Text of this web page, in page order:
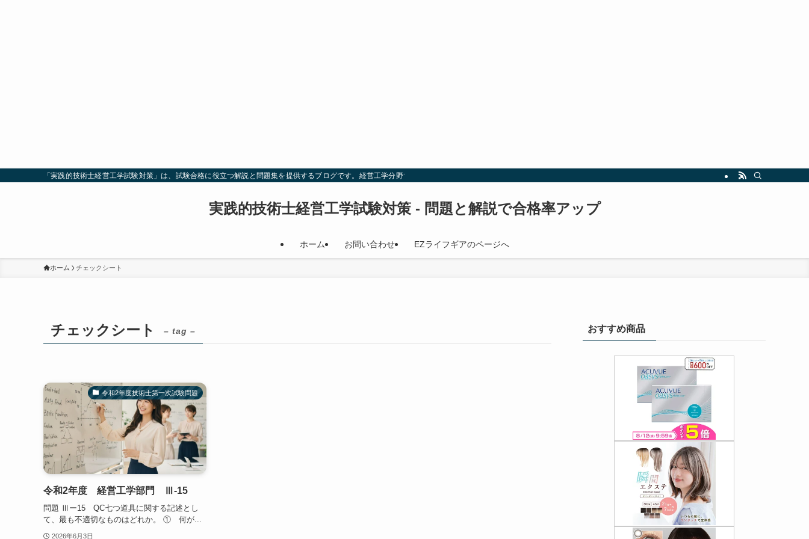
「実践的技術士経営工学試験対策」は、試験合格に役立つ解説と問題集を提供するブログです。経営工学分野での試験対策を効率的に行い、合格を目指しましょう。最新の試験情報や勉強法も随時更新中！
実践的技術士経営工学試験対策 - 問題と解説で合格率アップ
ホーム お問い合わせ EZライフギアのページへ
ホーム チェックシート
チェックシート – tag –
令和2年度技術士第一次試験問題
令和2年度 経営工学部門 Ⅲ-15
問題 Ⅲー15 QC七つ道具に関する記述とし
て、最も不適切なものはどれか。 ① 何が...
2026年6月3日
おすすめ商品